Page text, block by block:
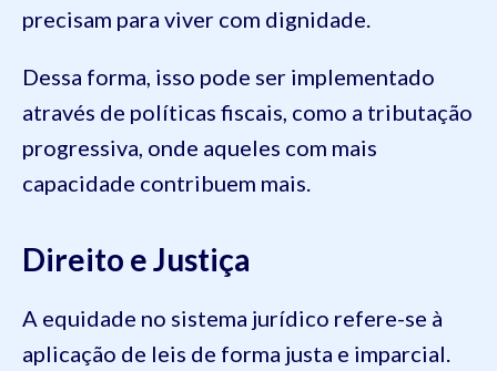
precisam para viver com dignidade.
Dessa forma, isso pode ser implementado
através de políticas fiscais, como a tributação
progressiva, onde aqueles com mais
capacidade contribuem mais.
Direito e Justiça
A equidade no sistema jurídico refere-se à
aplicação de leis de forma justa e imparcial.